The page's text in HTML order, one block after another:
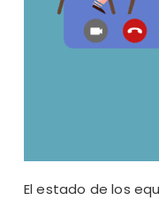
El estado de los